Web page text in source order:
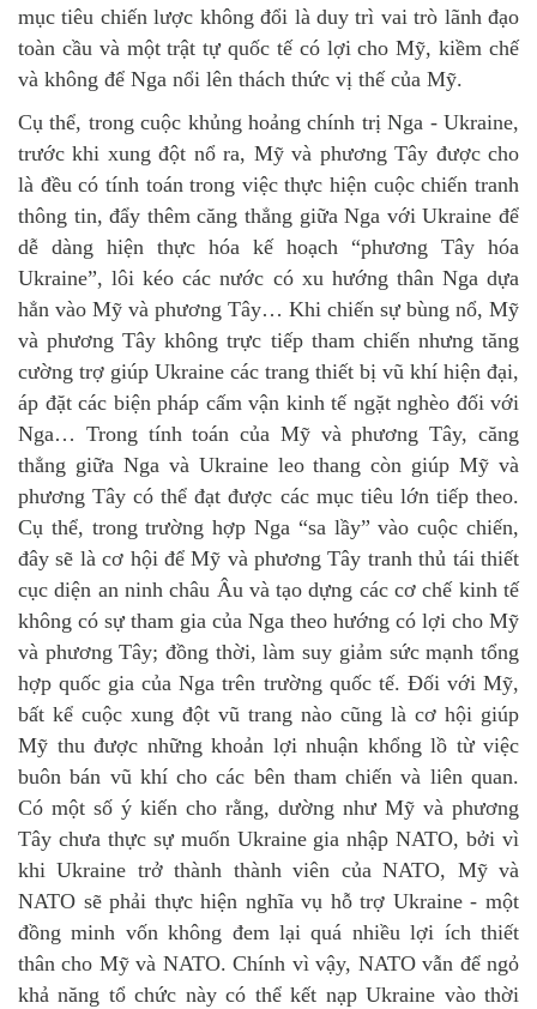
mục tiêu chiến lược không đổi là duy trì vai trò lãnh đạo
toàn cầu và một trật tự quốc tế có lợi cho Mỹ, kiềm chế
và không để Nga nổi lên thách thức vị thế của Mỹ.
Cụ thể, trong cuộc khủng hoảng chính trị Nga - Ukraine,
trước khi xung đột nổ ra, Mỹ và phương Tây được cho
là đều có tính toán trong việc thực hiện cuộc chiến tranh
thông tin, đẩy thêm căng thẳng giữa Nga với Ukraine để
dễ dàng hiện thực hóa kế hoạch “phương Tây hóa
Ukraine”, lôi kéo các nước có xu hướng thân Nga dựa
hẳn vào Mỹ và phương Tây… Khi chiến sự bùng nổ, Mỹ
và phương Tây không trực tiếp tham chiến nhưng tăng
cường trợ giúp Ukraine các trang thiết bị vũ khí hiện đại,
áp đặt các biện pháp cấm vận kinh tế ngặt nghèo đối với
Nga… Trong tính toán của Mỹ và phương Tây, căng
thẳng giữa Nga và Ukraine leo thang còn giúp Mỹ và
phương Tây có thể đạt được các mục tiêu lớn tiếp theo.
Cụ thể, trong trường hợp Nga “sa lầy” vào cuộc chiến,
đây sẽ là cơ hội để Mỹ và phương Tây tranh thủ tái thiết
cục diện an ninh châu Âu và tạo dựng các cơ chế kinh tế
không có sự tham gia của Nga theo hướng có lợi cho Mỹ
và phương Tây; đồng thời, làm suy giảm sức mạnh tổng
hợp quốc gia của Nga trên trường quốc tế. Đối với Mỹ,
bất kể cuộc xung đột vũ trang nào cũng là cơ hội giúp
Mỹ thu được những khoản lợi nhuận khổng lồ từ việc
buôn bán vũ khí cho các bên tham chiến và liên quan.
Có một số ý kiến cho rằng, dường như Mỹ và phương
Tây chưa thực sự muốn Ukraine gia nhập NATO, bởi vì
khi Ukraine trở thành thành viên của NATO, Mỹ và
NATO sẽ phải thực hiện nghĩa vụ hỗ trợ Ukraine - một
đồng minh vốn không đem lại quá nhiều lợi ích thiết
thân cho Mỹ và NATO. Chính vì vậy, NATO vẫn để ngỏ
khả năng tổ chức này có thể kết nạp Ukraine vào thời